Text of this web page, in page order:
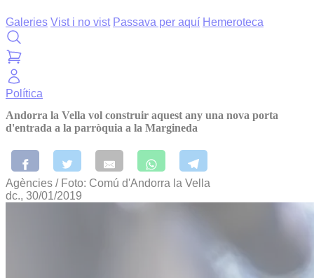
Galeries Vist i no vist Passava per aquí Hemeroteca
Política
Andorra la Vella vol construir aquest any una nova porta
d'entrada a la parròquia a la Margineda
Agències / Foto: Comú d'Andorra la Vella
dc., 30/01/2019